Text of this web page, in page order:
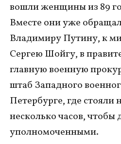
вошли женщины из 89
Вместе они уже
Владимиру Путину, к
Сергею Шойгу, в
главную военную
штаб Западного
Петербурге, где стояли
несколько часов, чтобы
уполномоченными.